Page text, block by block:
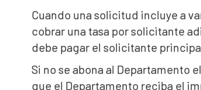
Cuando una solicitud incluye a
cobrar una tasa por solicitante
debe pagar el solicitante
Si no se abona al Departamento
que el Departamento reciba el